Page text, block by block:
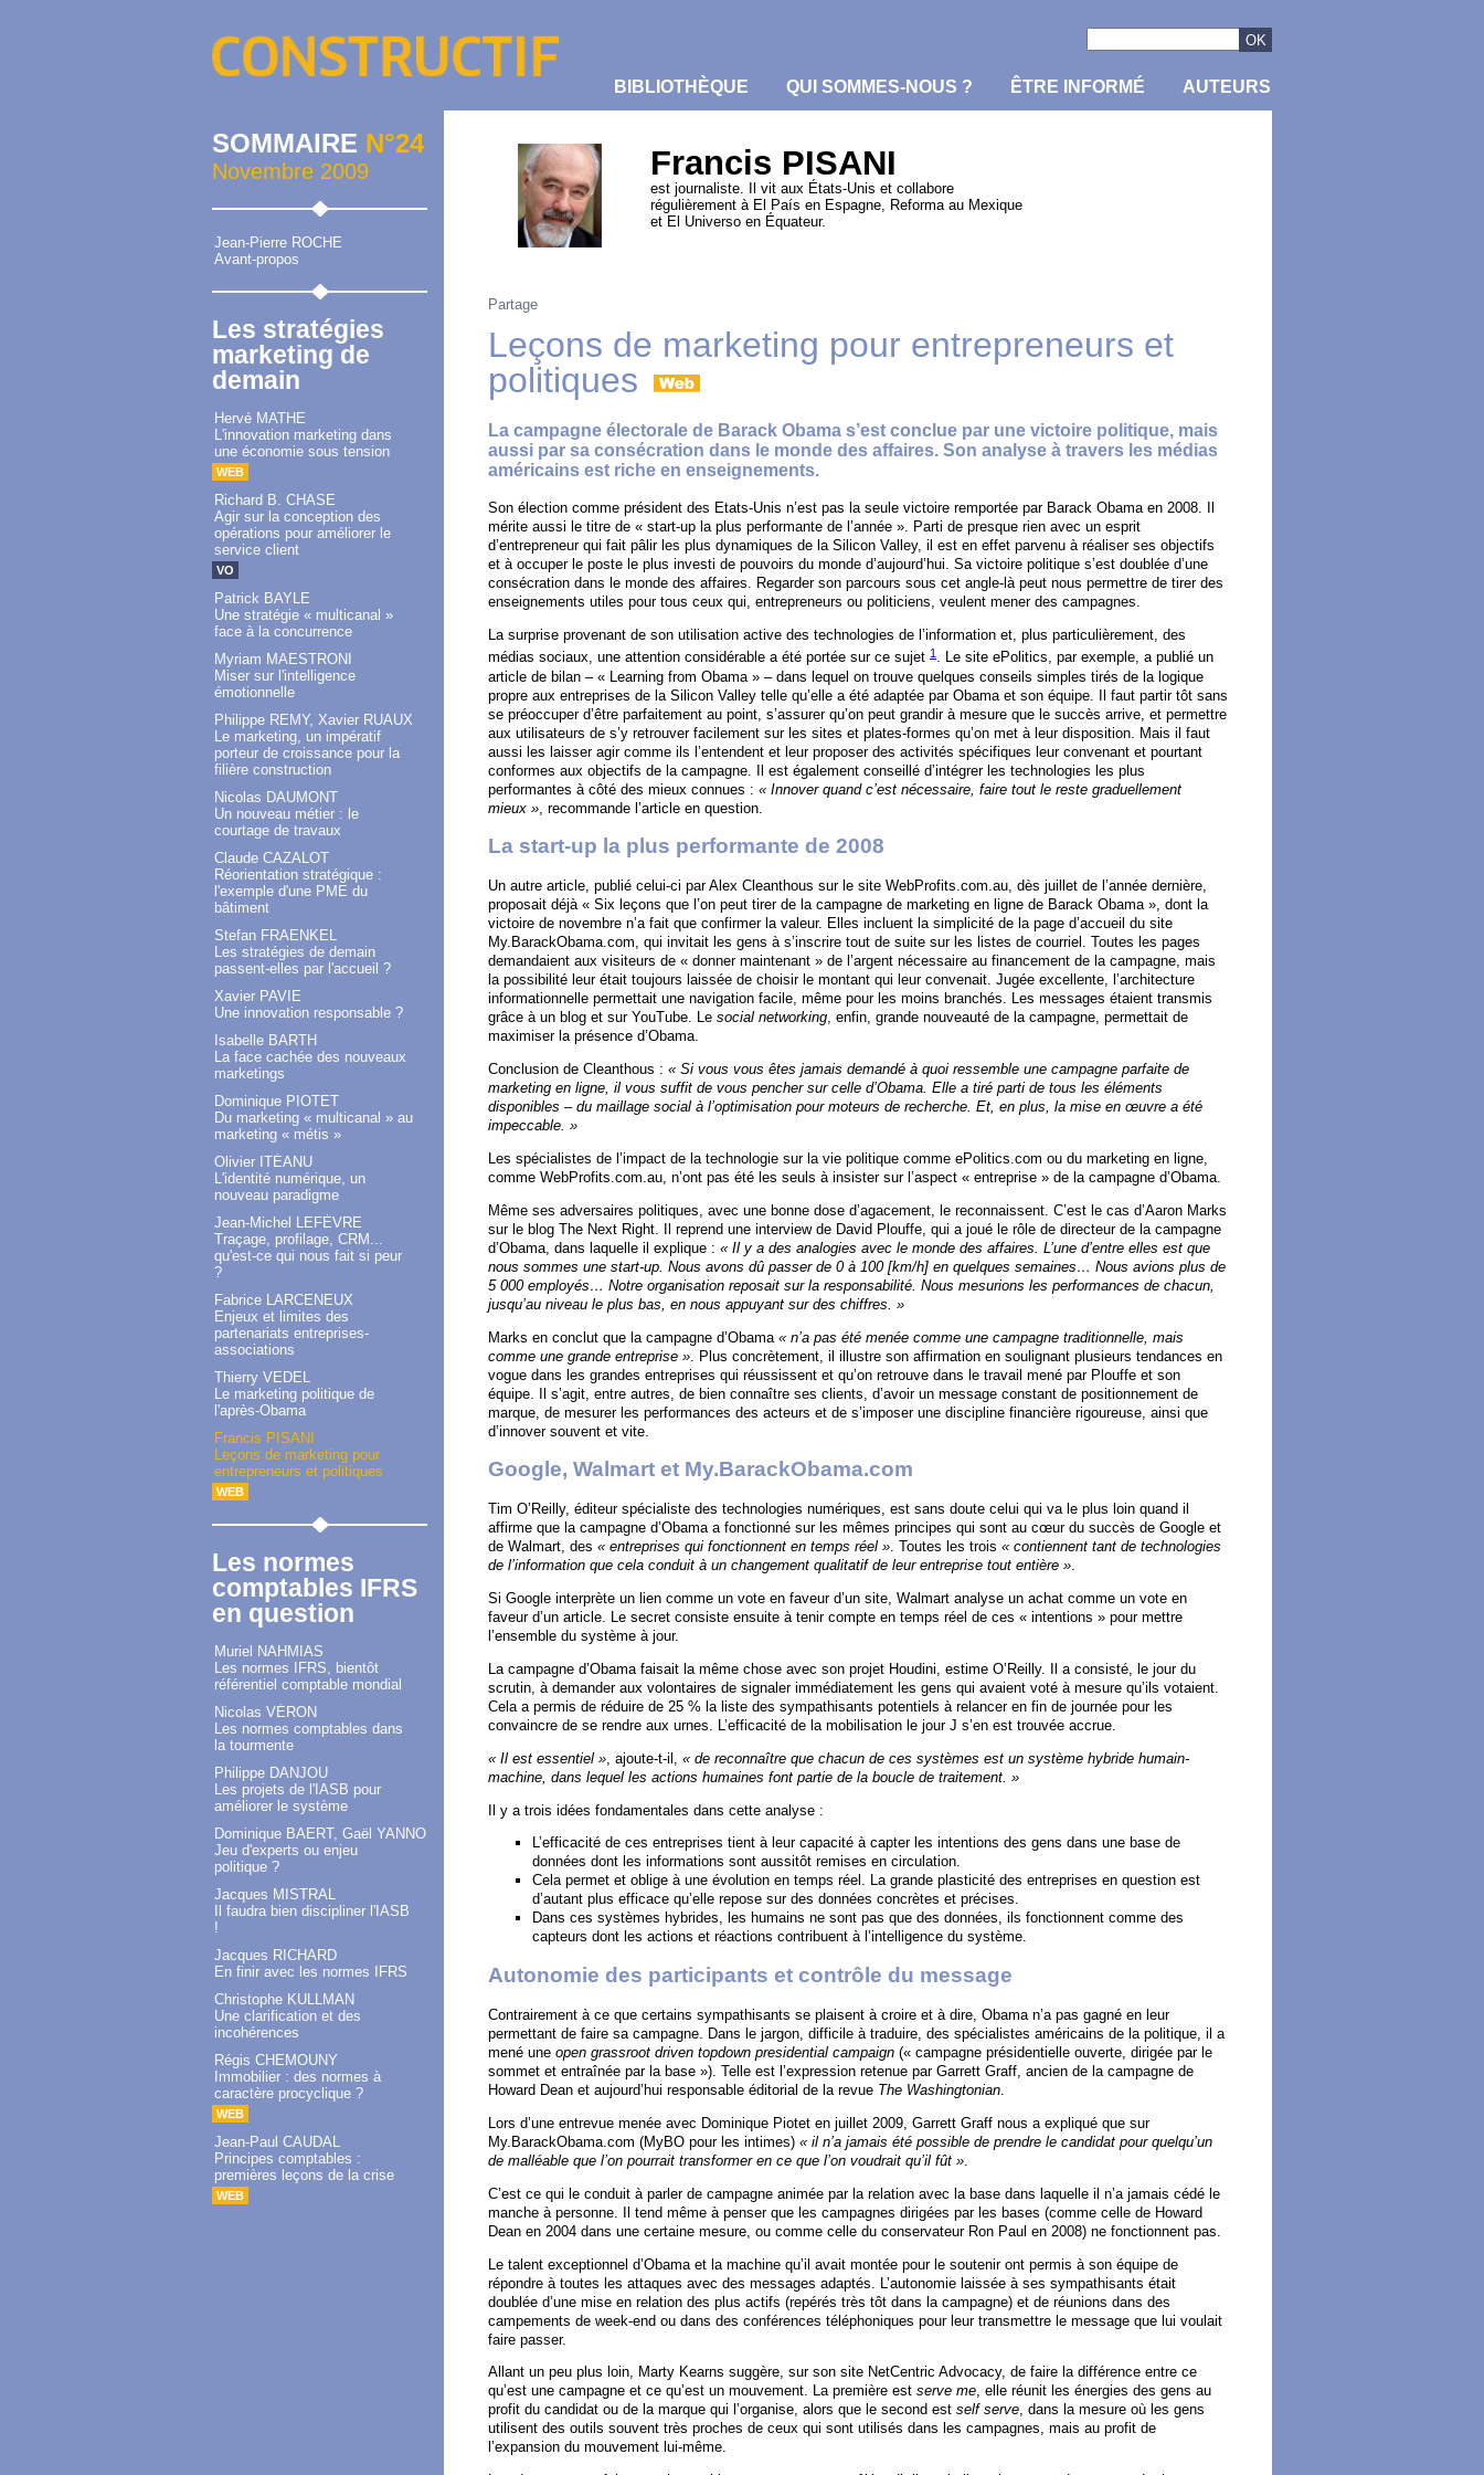
BIBLIOTHÈQUE QUI SOMMES-NOUS ? ÊTRE INFORMÉ AUTEURS
SOMMAIRE N°24
Novembre 2009
Jean-Pierre ROCHE
Avant-propos
Les stratégies
marketing de
demain
Hervé MATHE
L'innovation marketing dans
une économie sous tension
WEB
Richard B. CHASE
Agir sur la conception des
opérations pour améliorer le
service client
VO
Patrick BAYLE
Une stratégie « multicanal »
face à la concurrence
Myriam MAESTRONI
Miser sur l'intelligence
émotionnelle
Philippe REMY, Xavier RUAUX
Le marketing, un impératif
porteur de croissance pour la
filière construction
Nicolas DAUMONT
Un nouveau métier : le
courtage de travaux
Claude CAZALOT
Réorientation stratégique :
l'exemple d'une PME du
bâtiment
Stefan FRAENKEL
Les stratégies de demain
passent-elles par l'accueil ?
Xavier PAVIE
Une innovation responsable ?
Isabelle BARTH
La face cachée des nouveaux
marketings
Dominique PIOTET
Du marketing « multicanal » au
marketing « métis »
Olivier ITÉANU
L'identité numérique, un
nouveau paradigme
Jean-Michel LEFÈVRE
Traçage, profilage, CRM...
qu'est-ce qui nous fait si peur
?
Fabrice LARCENEUX
Enjeux et limites des
partenariats entreprises-
associations
Thierry VEDEL
Le marketing politique de
l'après-Obama
Francis PISANI
Leçons de marketing pour
entrepreneurs et politiques
WEB
Les normes
comptables IFRS
en question
Muriel NAHMIAS
Les normes IFRS, bientôt
référentiel comptable mondial
Nicolas VÉRON
Les normes comptables dans
la tourmente
Philippe DANJOU
Les projets de l'IASB pour
améliorer le système
Dominique BAERT, Gaël YANNO
Jeu d'experts ou enjeu
politique ?
Jacques MISTRAL
Il faudra bien discipliner l'IASB
!
Jacques RICHARD
En finir avec les normes IFRS
Christophe KULLMAN
Une clarification et des
incohérences
Régis CHEMOUNY
Immobilier : des normes à
caractère procyclique ?
WEB
Jean-Paul CAUDAL
Principes comptables :
premières leçons de la crise
WEB
Francis PISANI
est journaliste. Il vit aux États-Unis et collabore
régulièrement à El País en Espagne, Reforma au Mexique
et El Universo en Équateur.
Partage
Leçons de marketing pour entrepreneurs et
politiques
La campagne électorale de Barack Obama s’est conclue par une victoire politique, mais
aussi par sa consécration dans le monde des affaires. Son analyse à travers les médias
américains est riche en enseignements.
Son élection comme président des Etats-Unis n’est pas la seule victoire remportée par Barack Obama en 2008. Il
mérite aussi le titre de « start-up la plus performante de l’année ». Parti de presque rien avec un esprit
d’entrepreneur qui fait pâlir les plus dynamiques de la Silicon Valley, il est en effet parvenu à réaliser ses objectifs
et à occuper le poste le plus investi de pouvoirs du monde d’aujourd’hui. Sa victoire politique s’est doublée d’une
consécration dans le monde des affaires. Regarder son parcours sous cet angle-là peut nous permettre de tirer des
enseignements utiles pour tous ceux qui, entrepreneurs ou politiciens, veulent mener des campagnes.
La surprise provenant de son utilisation active des technologies de l’information et, plus particulièrement, des
médias sociaux, une attention considérable a été portée sur ce sujet 1 . Le site ePolitics, par exemple, a publié un
article de bilan – « Learning from Obama » – dans lequel on trouve quelques conseils simples tirés de la logique
propre aux entreprises de la Silicon Valley telle qu’elle a été adaptée par Obama et son équipe. Il faut partir tôt sans
se préoccuper d’être parfaitement au point, s’assurer qu’on peut grandir à mesure que le succès arrive, et permettre
aux utilisateurs de s’y retrouver facilement sur les sites et plates-formes qu’on met à leur disposition. Mais il faut
aussi les laisser agir comme ils l’entendent et leur proposer des activités spécifiques leur convenant et pourtant
conformes aux objectifs de la campagne. Il est également conseillé d’intégrer les technologies les plus
performantes à côté des mieux connues : « Innover quand c’est nécessaire, faire tout le reste graduellement
mieux » , recommande l’article en question.
La start-up la plus performante de 2008
Un autre article, publié celui-ci par Alex Cleanthous sur le site WebProfits.com.au, dès juillet de l’année dernière,
proposait déjà « Six leçons que l’on peut tirer de la campagne de marketing en ligne de Barack Obama », dont la
victoire de novembre n’a fait que confirmer la valeur. Elles incluent la simplicité de la page d’accueil du site
My.BarackObama.com, qui invitait les gens à s’inscrire tout de suite sur les listes de courriel. Toutes les pages
demandaient aux visiteurs de « donner maintenant » de l’argent nécessaire au financement de la campagne, mais
la possibilité leur était toujours laissée de choisir le montant qui leur convenait. Jugée excellente, l’architecture
informationnelle permettait une navigation facile, même pour les moins branchés. Les messages étaient transmis
grâce à un blog et sur YouTube. Le social networking, enfin, grande nouveauté de la campagne, permettait de
maximiser la présence d’Obama.
Conclusion de Cleanthous : « Si vous vous êtes jamais demandé à quoi ressemble une campagne parfaite de
marketing en ligne, il vous suffit de vous pencher sur celle d’Obama. Elle a tiré parti de tous les éléments
disponibles – du maillage social à l’optimisation pour moteurs de recherche. Et, en plus, la mise en œuvre a été
impeccable. »
Les spécialistes de l’impact de la technologie sur la vie politique comme ePolitics.com ou du marketing en ligne,
comme WebProfits.com.au, n’ont pas été les seuls à insister sur l’aspect « entreprise » de la campagne d’Obama.
Même ses adversaires politiques, avec une bonne dose d’agacement, le reconnaissent. C’est le cas d’Aaron Marks
sur le blog The Next Right. Il reprend une interview de David Plouffe, qui a joué le rôle de directeur de la campagne
d’Obama, dans laquelle il explique : « Il y a des analogies avec le monde des affaires. L’une d’entre elles est que
nous sommes une start-up. Nous avons dû passer de 0 à 100 [km/h] en quelques semaines… Nous avions plus de
5 000 employés… Notre organisation reposait sur la responsabilité. Nous mesurions les performances de chacun,
jusqu’au niveau le plus bas, en nous appuyant sur des chiffres. »
Marks en conclut que la campagne d’Obama « n’a pas été menée comme une campagne traditionnelle, mais
comme une grande entreprise » . Plus concrètement, il illustre son affirmation en soulignant plusieurs tendances en
vogue dans les grandes entreprises qui réussissent et qu’on retrouve dans le travail mené par Plouffe et son
équipe. Il s’agit, entre autres, de bien connaître ses clients, d’avoir un message constant de positionnement de
marque, de mesurer les performances des acteurs et de s’imposer une discipline financière rigoureuse, ainsi que
d’innover souvent et vite.
Google, Walmart et My.BarackObama.com
Tim O’Reilly, éditeur spécialiste des technologies numériques, est sans doute celui qui va le plus loin quand il
affirme que la campagne d’Obama a fonctionné sur les mêmes principes qui sont au cœur du succès de Google et
de Walmart, des « entreprises qui fonctionnent en temps réel ». Toutes les trois « contiennent tant de technologies
de l’information que cela conduit à un changement qualitatif de leur entreprise tout entière ».
Si Google interprète un lien comme un vote en faveur d’un site, Walmart analyse un achat comme un vote en
faveur d’un article. Le secret consiste ensuite à tenir compte en temps réel de ces « intentions » pour mettre
l’ensemble du système à jour.
La campagne d’Obama faisait la même chose avec son projet Houdini, estime O’Reilly. Il a consisté, le jour du
scrutin, à demander aux volontaires de signaler immédiatement les gens qui avaient voté à mesure qu’ils votaient.
Cela a permis de réduire de 25 % la liste des sympathisants potentiels à relancer en fin de journée pour les
convaincre de se rendre aux urnes. L’efficacité de la mobilisation le jour J s’en est trouvée accrue.
« Il est essentiel » , ajoute-t-il, « de reconnaître que chacun de ces systèmes est un système hybride humain-
machine, dans lequel les actions humaines font partie de la boucle de traitement. »
Il y a trois idées fondamentales dans cette analyse :
L’efficacité de ces entreprises tient à leur capacité à capter les intentions des gens dans une base de
données dont les informations sont aussitôt remises en circulation.
Cela permet et oblige à une évolution en temps réel. La grande plasticité des entreprises en question est
d’autant plus efficace qu’elle repose sur des données concrètes et précises.
Dans ces systèmes hybrides, les humains ne sont pas que des données, ils fonctionnent comme des
capteurs dont les actions et réactions contribuent à l’intelligence du système.
Autonomie des participants et contrôle du message
Contrairement à ce que certains sympathisants se plaisent à croire et à dire, Obama n’a pas gagné en leur
permettant de faire sa campagne. Dans le jargon, difficile à traduire, des spécialistes américains de la politique, il a
mené une open grassroot driven topdown presidential campaign (« campagne présidentielle ouverte, dirigée par le
sommet et entraînée par la base »). Telle est l’expression retenue par Garrett Graff, ancien de la campagne de
Howard Dean et aujourd’hui responsable éditorial de la revue The Washingtonian.
Lors d’une entrevue menée avec Dominique Piotet en juillet 2009, Garrett Graff nous a expliqué que sur
My.BarackObama.com (MyBO pour les intimes) « il n’a jamais été possible de prendre le candidat pour quelqu’un
de malléable que l’on pourrait transformer en ce que l’on voudrait qu’il fût ».
C’est ce qui le conduit à parler de campagne animée par la relation avec la base dans laquelle il n’a jamais cédé le
manche à personne. Il tend même à penser que les campagnes dirigées par les bases (comme celle de Howard
Dean en 2004 dans une certaine mesure, ou comme celle du conservateur Ron Paul en 2008) ne fonctionnent pas.
Le talent exceptionnel d’Obama et la machine qu’il avait montée pour le soutenir ont permis à son équipe de
répondre à toutes les attaques avec des messages adaptés. L’autonomie laissée à ses sympathisants était
doublée d’une mise en relation des plus actifs (repérés très tôt dans la campagne) et de réunions dans des
campements de week-end ou dans des conférences téléphoniques pour leur transmettre le message que lui voulait
faire passer.
Allant un peu plus loin, Marty Kearns suggère, sur son site NetCentric Advocacy, de faire la différence entre ce
qu’est une campagne et ce qu’est un mouvement. La première est serve me, elle réunit les énergies des gens au
profit du candidat ou de la marque qui l’organise, alors que le second est self serve, dans la mesure où les gens
utilisent des outils souvent très proches de ceux qui sont utilisés dans les campagnes, mais au profit de
l’expansion du mouvement lui-même.